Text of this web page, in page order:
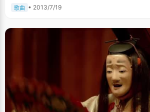
歌曲 • 2013/7/19